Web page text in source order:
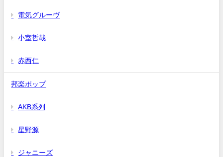
電気グルーヴ
小室哲哉
赤西仁
邦楽ポップ
AKB系列
星野源
ジャニーズ